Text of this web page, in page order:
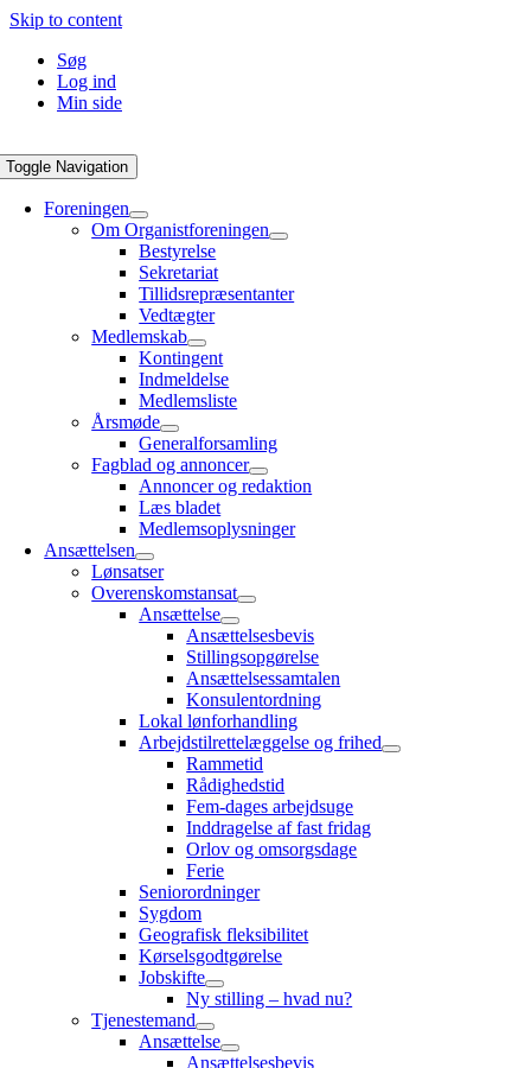
Skip to content
Søg
Log ind
Min side
Toggle Navigation
Foreningen
Om Organistforeningen
Bestyrelse
Sekretariat
Tillidsrepræsentanter
Vedtægter
Medlemskab
Kontingent
Indmeldelse
Medlemsliste
Årsmøde
Generalforsamling
Fagblad og annoncer
Annoncer og redaktion
Læs bladet
Medlemsoplysninger
Ansættelsen
Lønsatser
Overenskomstansat
Ansættelse
Ansættelsesbevis
Stillingsopgørelse
Ansættelsessamtalen
Konsulentordning
Lokal lønforhandling
Arbejdstilrettelæggelse og frihed
Rammetid
Rådighedstid
Fem-dages arbejdsuge
Inddragelse af fast fridag
Orlov og omsorgsdage
Ferie
Seniorordninger
Sygdom
Geografisk fleksibilitet
Kørselsgodtgørelse
Jobskifte
Ny stilling – hvad nu?
Tjenestemand
Ansættelse
Ansættelsesbevis